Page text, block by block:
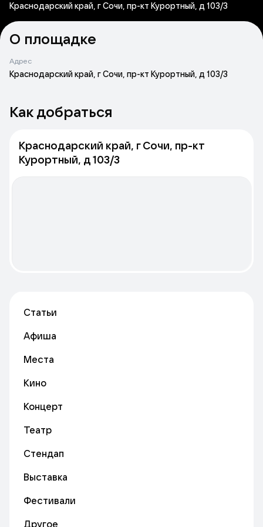
Краснодарский край, г Сочи, пр-кт Курортный, д 103/3
О площадке
Адрес
Краснодарский край, г Сочи, пр-кт Курортный, д 103/3
Как добраться
Краснодарский край, г Сочи, пр-кт
Курортный, д 103/3
Статьи
Афиша
Места
Кино
Концерт
Театр
Стендап
Выставка
Фестивали
Другое